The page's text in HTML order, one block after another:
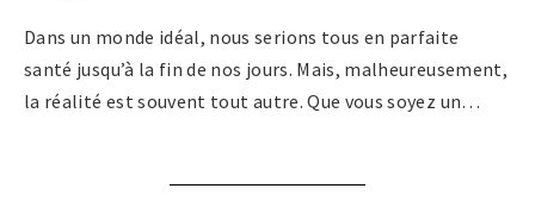
Dans un monde idéal, nous serions tous en parfaite
santé jusqu’à la fin de nos jours. Mais, malheureusement,
la réalité est souvent tout autre. Que vous soyez un…